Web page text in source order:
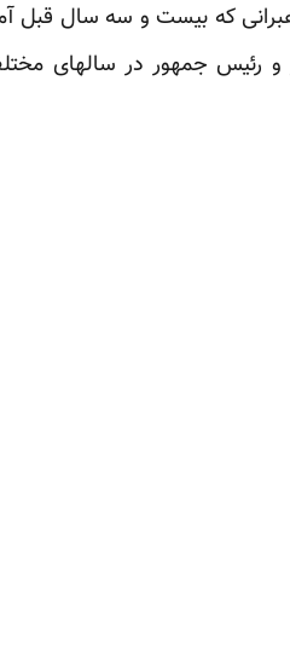
رهبرانی که بیست و سه سال قبل
و رئیس جمهور در سالهای